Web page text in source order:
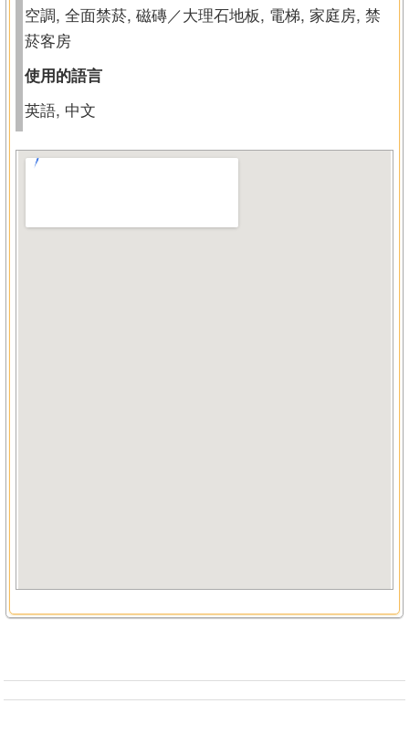
空調, 全面禁菸, 磁磚／大理石地板, 電梯, 家庭房, 禁
菸客房
使用的語言
英語, 中文